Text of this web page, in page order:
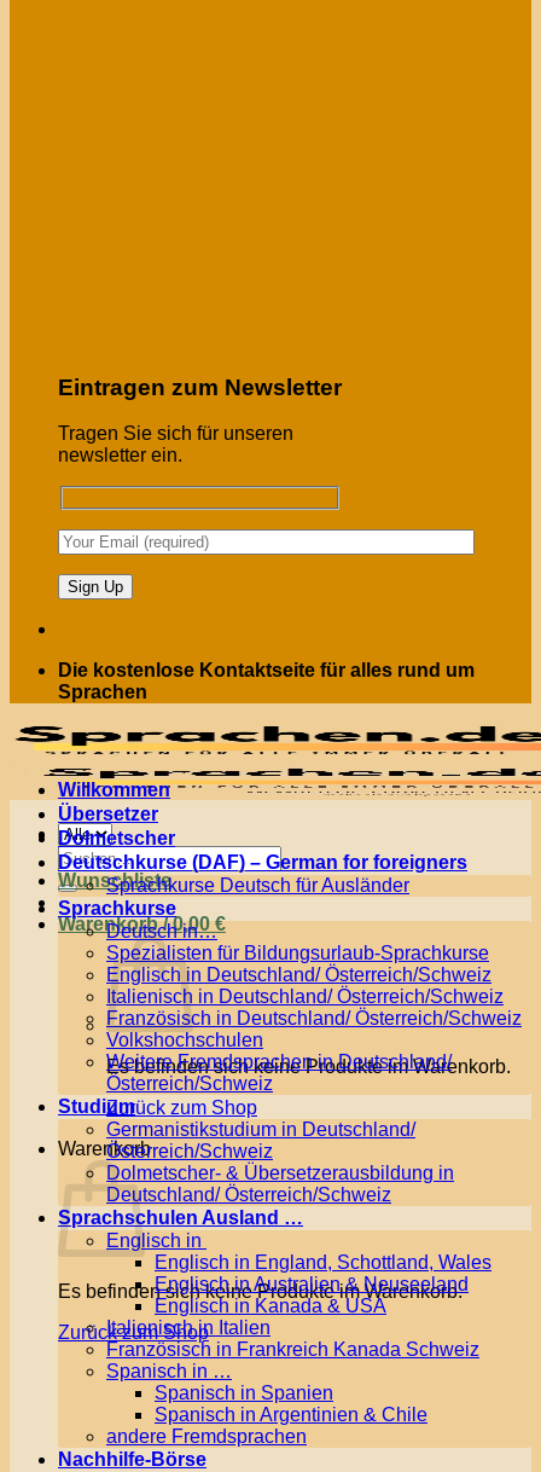
Eintragen zum Newsletter
Tragen Sie sich für unseren
newsletter ein.
Die kostenlose Kontaktseite für alles rund um
Sprachen
Menü
Suchen
nach:
Wunschliste
Warenkorb /0,00€
Es befinden sich keine Produkte im Warenkorb.
Zurück zum Shop
Warenkorb
Es befinden sich keine Produkte im Warenkorb.
Zurück zum Shop
Willkommen
Übersetzer
Dolmetscher
Deutschkurse (DAF) – German for foreigners
Sprachkurse Deutsch für Ausländer
Sprachkurse
Deutsch in…
Spezialisten für Bildungsurlaub-Sprachkurse
Englisch in Deutschland/ Österreich/Schweiz
Italienisch in Deutschland/ Österreich/Schweiz
Französisch in Deutschland/ Österreich/Schweiz
Volkshochschulen
Weitere Fremdsprachen in Deutschland/
Österreich/Schweiz
Studium
Germanistikstudium in Deutschland/
Österreich/Schweiz
Dolmetscher- & Übersetzerausbildung in
Deutschland/ Österreich/Schweiz
Sprachschulen Ausland …
Englisch in
Englisch in England, Schottland, Wales
Englisch in Australien & Neuseeland
Englisch in Kanada & USA
Italienisch in Italien
Französisch in Frankreich Kanada Schweiz
Spanisch in …
Spanisch in Spanien
Spanisch in Argentinien & Chile
andere Fremdsprachen
Nachhilfe-Börse